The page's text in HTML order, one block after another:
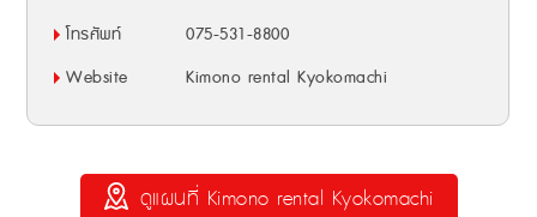
โทรศัพท์
075-531-8800
Website
Kimono rental Kyokomachi
ดูแผนที่ Kimono rental Kyokomachi